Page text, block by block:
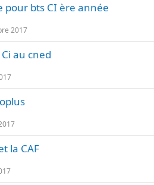
pour bts CI ère année
2017
au cned
la CAF